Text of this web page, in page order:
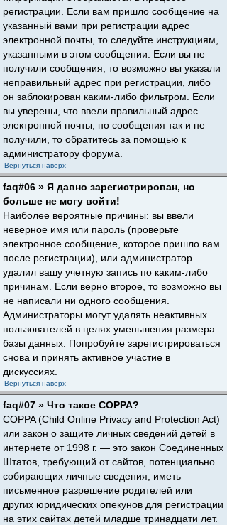
регистрации. Если вам пришло сообщение на
указанный вами при регистрации адрес
электронной почты, то следуйте инструкциям,
указанными в этом сообщении. Если вы не
получили сообщения, то возможно вы указали
неправильный адрес при регистрации, либо
он заблокирован каким-либо фильтром. Если
вы уверены, что ввели правильный адрес
электронной почты, но сообщения так и не
получили, то обратитесь за помощью к
администратору форума.
Вернуться наверх
faq#06 » Я давно зарегистрирован, но
больше не могу войти!
Наиболее вероятные причины: вы ввели
неверное имя или пароль (проверьте
электронное сообщение, которое пришло вам
после регистрации), или администратор
удалил вашу учетную запись по каким-либо
причинам. Если верно второе, то возможно вы
не написали ни одного сообщения.
Администраторы могут удалять неактивных
пользователей в целях уменьшения размера
базы данных. Попробуйте зарегистрироваться
снова и принять активное участие в
дискуссиях.
Вернуться наверх
faq#07 » Что такое COPPA?
COPPA (Child Online Privacy and Protection Act)
или закон о защите личных сведений детей в
интернете от 1998 г. — это закон Соединенных
Штатов, требующий от сайтов, потенциально
собирающих личные сведения, иметь
письменное разрешение родителей или
других юридических опекунов для регистрации
на этих сайтах детей младше тринадцати лет.